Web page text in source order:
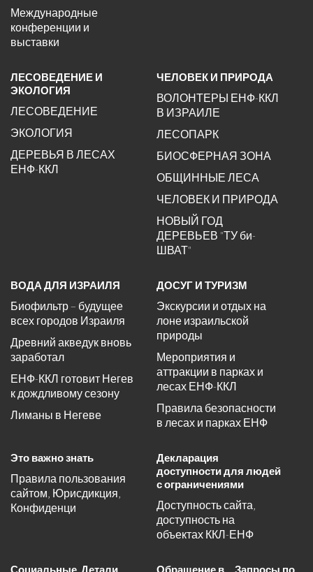
Международные
конференции и
выставки
ЛЕСОВЕДЕНИЕ И
ЭКОЛОГИЯ
ЛЕСОВЕДЕНИЕ
ЭКОЛОГИЯ
ДЕРЕВЬЯ В ЛЕСАХ
ЕНФ-ККЛ
ЧЕЛОВЕК И ПРИРОДА
ВОЛОНТЕРЫ ЕНФ-ККЛ
В ИЗРАИЛЕ
ЛЕСОПАРК
БИОСФЕРНАЯ ЗОНА
ОБЩИННЫЕ ЛЕСА
ЧЕЛОВЕК И ПРИРОДА
НОВЫЙ ГОД
ДЕРЕВЬЕВ "ТУ би-
ШВАТ"
ВОДА ДЛЯ ИЗРАИЛЯ
Биофильтр – будущее
всех городов Израиля
Древний акведук вновь
заработал
ЕНФ-ККЛ готовит Негев
к дождливому сезону
Лиманы в Негеве
ДОСУГ И ТУРИЗМ
Экскурсии и отдых на
лоне израильской
природы
Мероприятия и
аттракции в парках и
лесах ЕНФ-ККЛ
Правила безопасности
в лесах и парках ЕНФ
Это важно знать
Правила пользования
сайтом, Юрисдикция,
Конфиденци
Декларация
доступности для людей
с ограничениями
Доступность сайта,
доступность на
объектах ККЛ-ЕНФ